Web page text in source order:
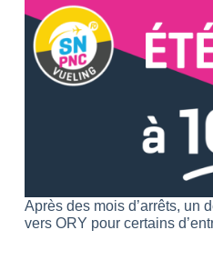
Après des mois d’arrêts, un
vers ORY pour certains